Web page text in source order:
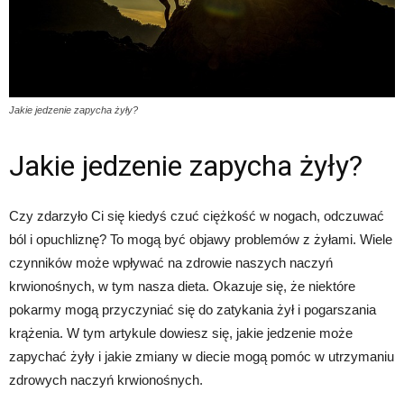
Jakie jedzenie zapycha żyły?
Jakie jedzenie zapycha żyły?
Czy zdarzyło Ci się kiedyś czuć ciężkość w nogach, odczuwać
ból i opuchliznę? To mogą być objawy problemów z żyłami. Wiele
czynników może wpływać na zdrowie naszych naczyń
krwionośnych, w tym nasza dieta. Okazuje się, że niektóre
pokarmy mogą przyczyniać się do zatykania żył i pogarszania
krążenia. W tym artykule dowiesz się, jakie jedzenie może
zapychać żyły i jakie zmiany w diecie mogą pomóc w utrzymaniu
zdrowych naczyń krwionośnych.